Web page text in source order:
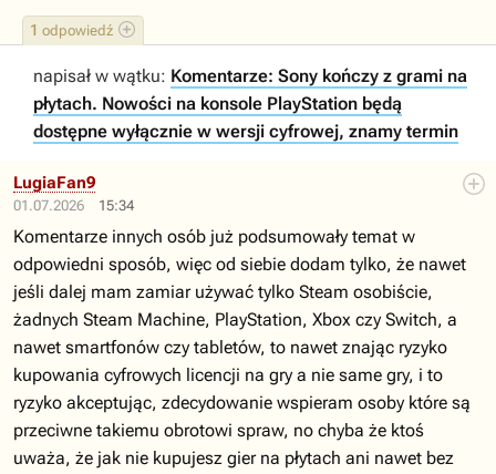
1 odpowiedź
napisał w wątku: Komentarze: Sony kończy z grami na
płytach. Nowości na konsole PlayStation będą
dostępne wyłącznie w wersji cyfrowej, znamy termin
01.07.2026 15:34
LugiaFan9
Komentarze innych osób już podsumowały temat w
odpowiedni sposób, więc od siebie dodam tylko, że nawet
jeśli dalej mam zamiar używać tylko Steam osobiście,
żadnych Steam Machine, PlayStation, Xbox czy Switch, a
nawet smartfonów czy tabletów, to nawet znając ryzyko
kupowania cyfrowych licencji na gry a nie same gry, i to
ryzyko akceptując, zdecydowanie wspieram osoby które są
przeciwne takiemu obrotowi spraw, no chyba że ktoś
uważa, że jak nie kupujesz gier na płytach ani nawet bez